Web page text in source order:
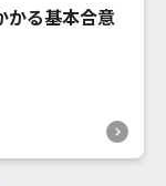
かる基本合意